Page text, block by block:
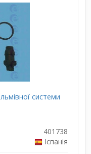
системи
401738
Іспанія